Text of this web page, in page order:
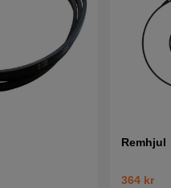
Remhjul
364 kr